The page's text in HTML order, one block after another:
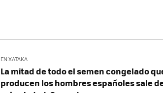
EN XATAKA
La mitad de todo el semen congelado
producen los hombres españoles sale